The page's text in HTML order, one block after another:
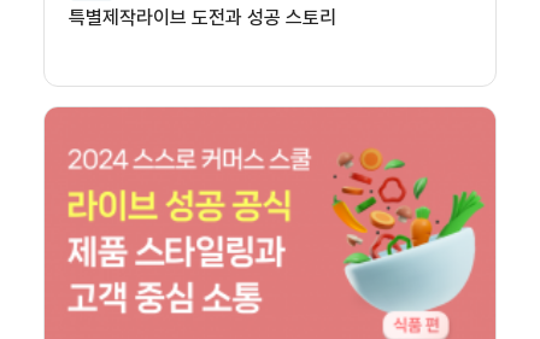
특별제작라이브 도전과 성공 스토리